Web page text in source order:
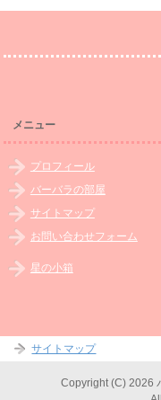
メニュー
プロフィール
バーバラの部屋
サイトマップ
お問い合わせフォーム
星の小箱
サイトマップ
Copyright (C) 2026